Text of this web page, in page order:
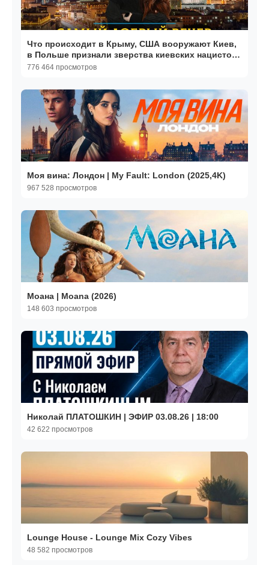
Что происходит в Крыму, США вооружают Киев,
в Польше признали зверства киевских нацистов
|24.06.2026
776 464 просмотров
Моя вина: Лондон | My Fault: London (2025,4K)
967 528 просмотров
Моана | Moana (2026)
148 603 просмотров
Николай ПЛАТОШКИН | ЭФИР 03.08.26 | 18:00
42 622 просмотров
Lounge House - Lounge Mix Cozy Vibes
48 582 просмотров